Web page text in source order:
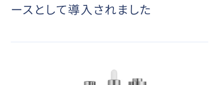
ースとして導入されました